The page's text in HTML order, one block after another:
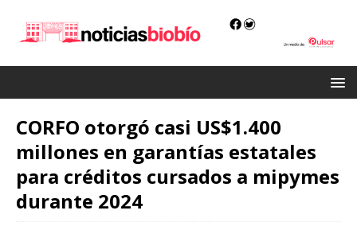
CORFO otorgó casi US$1.400
millones en garantías estatales
para créditos cursados a mipymes
durante 2024